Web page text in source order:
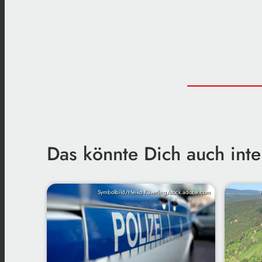
Das könnte Dich auch
Symbolbild/Heiko Küverling/stock.adobe.com